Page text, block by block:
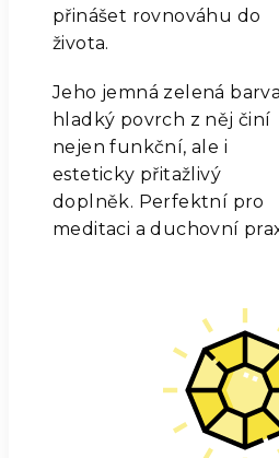
přinášet rovnováhu do
života.
Jeho jemná zelená
hladký povrch z něj činí
nejen funkční, ale i
esteticky přitažlivý
doplněk. Perfektní pro
meditaci a duchovní